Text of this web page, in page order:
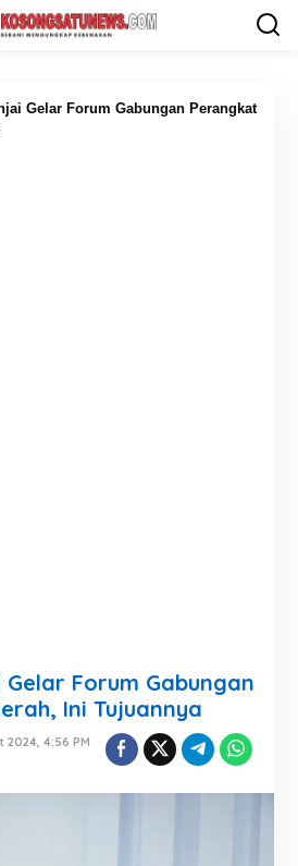
Gelar Forum Gabungan Perangkat
Forum Gabungan
Ini Tujuannya
2024, 4:56 PM